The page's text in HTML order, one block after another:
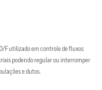
F utilizado em controle de fluxos
podendo regular ou interromper
e dutos.